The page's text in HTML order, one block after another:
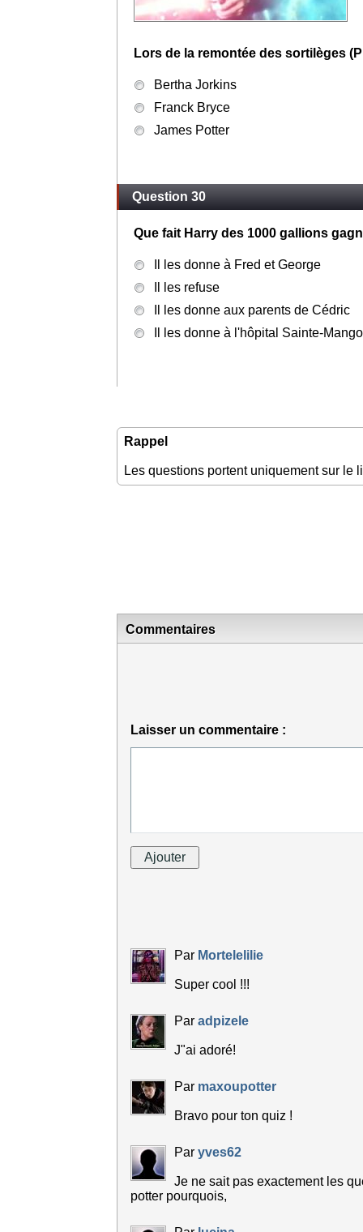
Lors de la remontée des sortilèges
Bertha Jorkins
Franck Bryce
James Potter
Question 30
Que fait Harry des 1000 gallions
Il les donne à Fred et George
Il les refuse
Il les donne aux parents de Cédric
Il les donne à l'hôpital Sainte-
Rappel
Les questions portent uniquement sur le
Commentaires
Laisser un commentaire :
Par Mortelelilie
Super cool !!!
Par adpizele
J"ai adoré!
Par maxoupotter
Bravo pour ton quiz !
Par yves62
Je ne sait pas exactement les
potter pourquois,